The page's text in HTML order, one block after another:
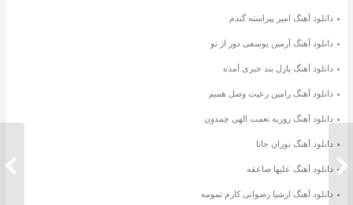
دانلود آهنگ محسن یگانه یه هفته به عید
دانلود آهنگ امیر پیراسته گندم
دانلود آهنگ آرمین یوسفی دور از تو
دانلود آهنگ پازل بند خبری آمده
دانلود آهنگ رامین رعیت وصل همیم
دانلود آهنگ روزبه نعمت الهی چمدون
دانلود آهنگ نوران جانا
دانلود آهنگ علیها صاعقه
دانلود آهنگ ارشیا رضوانی کارم تمومه